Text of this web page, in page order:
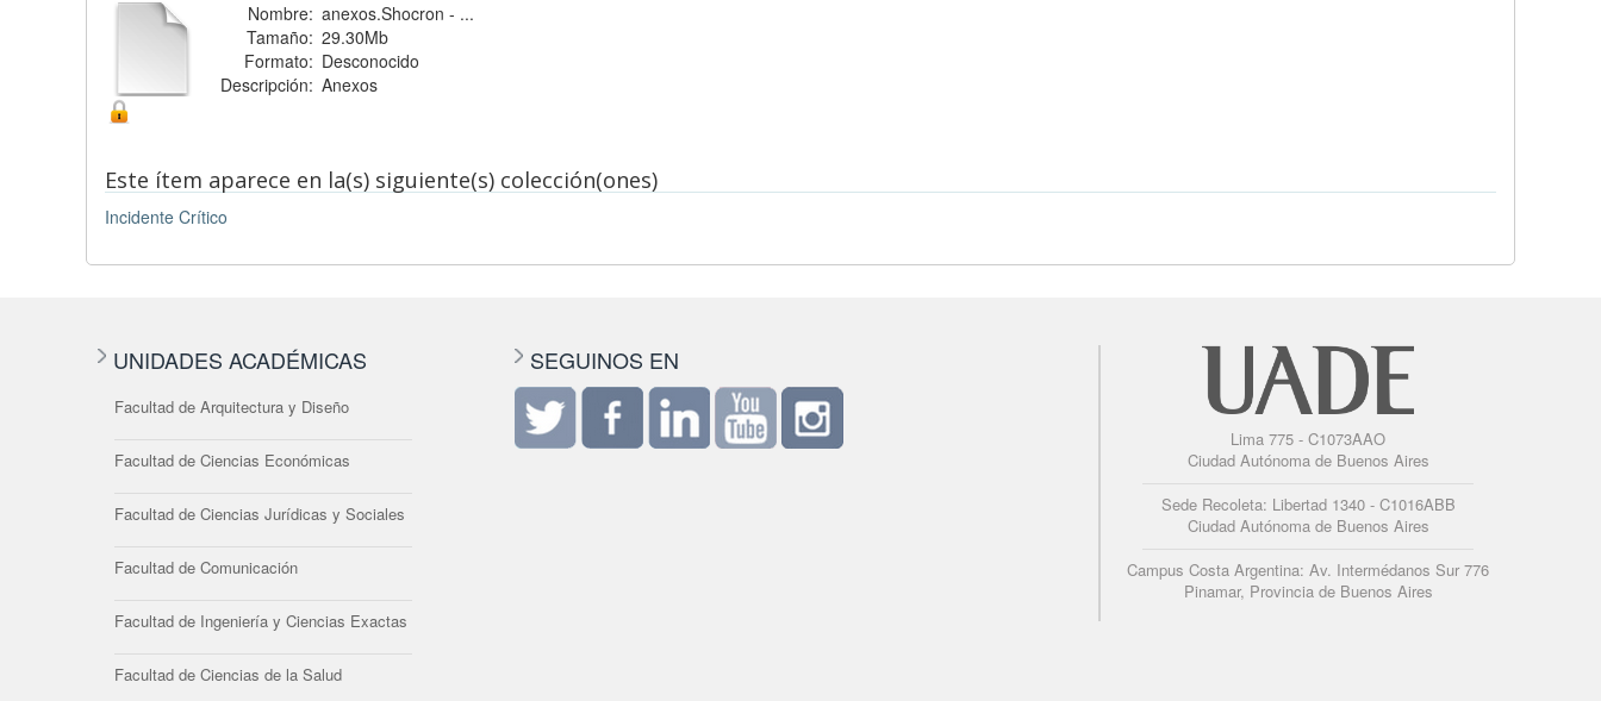
Nombre: anexos.Shocron - ...
Tamaño: 29.30Mb
Formato: Desconocido
Descripción: Anexos
Este ítem aparece en la(s) siguiente(s) colección(ones)
Incidente Crítico
UNIDADES ACADÉMICAS
Facultad de Arquitectura y Diseño
Facultad de Ciencias Económicas
Facultad de Ciencias Jurídicas y Sociales
Facultad de Comunicación
Facultad de Ingeniería y Ciencias Exactas
Facultad de Ciencias de la Salud
SEGUINOS EN
Lima 775 - C1073AAO
Ciudad Autónoma de Buenos Aires
Sede Recoleta: Libertad 1340 - C1016ABB
Ciudad Autónoma de Buenos Aires
Campus Costa Argentina: Av. Intermédanos Sur 776
Pinamar, Provincia de Buenos Aires